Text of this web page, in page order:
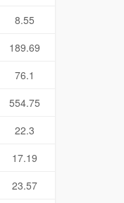
8.55
189.69
76.1
554.75
22.3
17.19
23.57